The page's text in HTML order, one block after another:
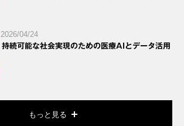
2026/04/24
持続可能な社会実現のための医療AIとデータ活用
もっと見る